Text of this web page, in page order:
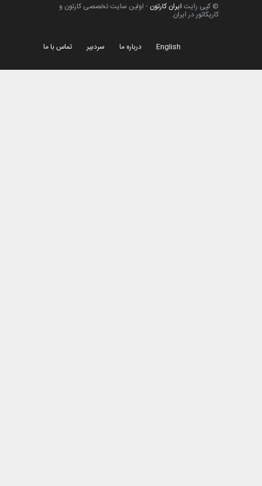
© کپی رایت ایران کارتون - اولین سایت تخصصی کارتون و
کاریکاتور در ایران.
English درباره ما سردبیر تماس با ما